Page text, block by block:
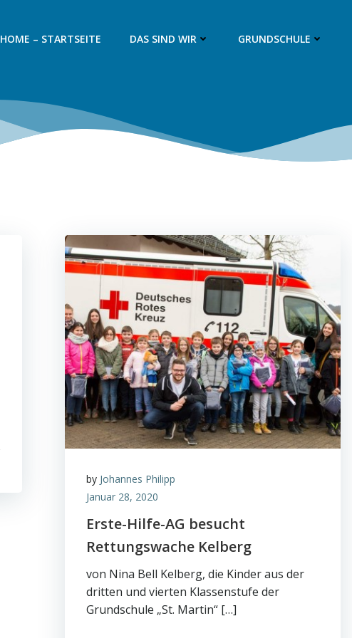
HOME – STARTSEITE DAS SIND WIR GRUNDSCHULE
by Johannes Philipp
Januar 28, 2020
Erste-Hilfe-AG besucht
Rettungswache Kelberg
von Nina Bell Kelberg, die Kinder aus der
dritten und vierten Klassenstufe der
Grundschule „St. Martin“ […]